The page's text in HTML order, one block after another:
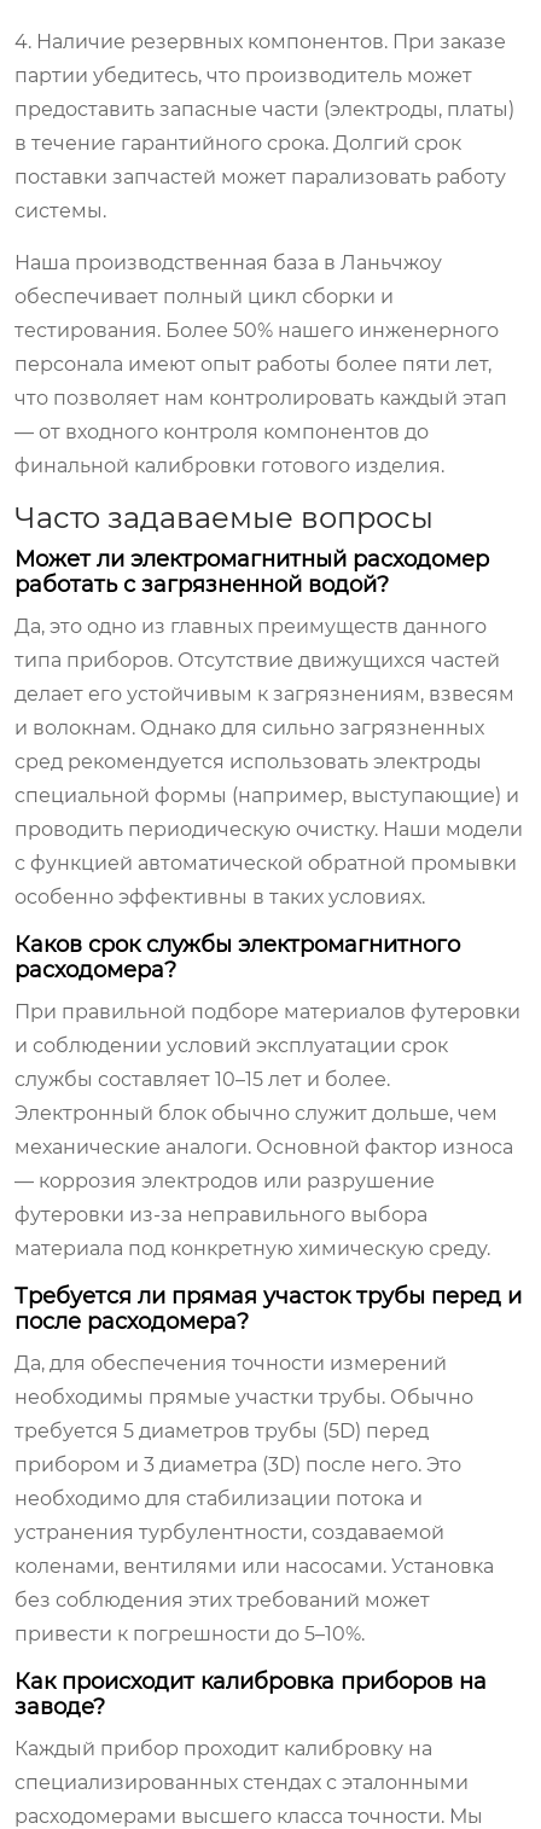
4. Наличие резервных компонентов. При заказе
партии убедитесь, что производитель может
предоставить запасные части (электроды, платы)
в течение гарантийного срока. Долгий срок
поставки запчастей может парализовать работу
системы.
Наша производственная база в Ланьчжоу
обеспечивает полный цикл сборки и
тестирования. Более 50% нашего инженерного
персонала имеют опыт работы более пяти лет,
что позволяет нам контролировать каждый этап
— от входного контроля компонентов до
финальной калибровки готового изделия.
Часто задаваемые вопросы
Может ли электромагнитный расходомер
работать с загрязненной водой?
Да, это одно из главных преимуществ данного
типа приборов. Отсутствие движущихся частей
делает его устойчивым к загрязнениям, взвесям
и волокнам. Однако для сильно загрязненных
сред рекомендуется использовать электроды
специальной формы (например, выступающие) и
проводить периодическую очистку. Наши модели
с функцией автоматической обратной промывки
особенно эффективны в таких условиях.
Каков срок службы электромагнитного
расходомера?
При правильной подборе материалов футеровки
и соблюдении условий эксплуатации срок
службы составляет 10–15 лет и более.
Электронный блок обычно служит дольше, чем
механические аналоги. Основной фактор износа
— коррозия электродов или разрушение
футеровки из-за неправильного выбора
материала под конкретную химическую среду.
Требуется ли прямая участок трубы перед и
после расходомера?
Да, для обеспечения точности измерений
необходимы прямые участки трубы. Обычно
требуется 5 диаметров трубы (5D) перед
прибором и 3 диаметра (3D) после него. Это
необходимо для стабилизации потока и
устранения турбулентности, создаваемой
коленами, вентилями или насосами. Установка
без соблюдения этих требований может
привести к погрешности до 5–10%.
Как происходит калибровка приборов на
заводе?
Каждый прибор проходит калибровку на
специализированных стендах с эталонными
расходомерами высшего класса точности. Мы